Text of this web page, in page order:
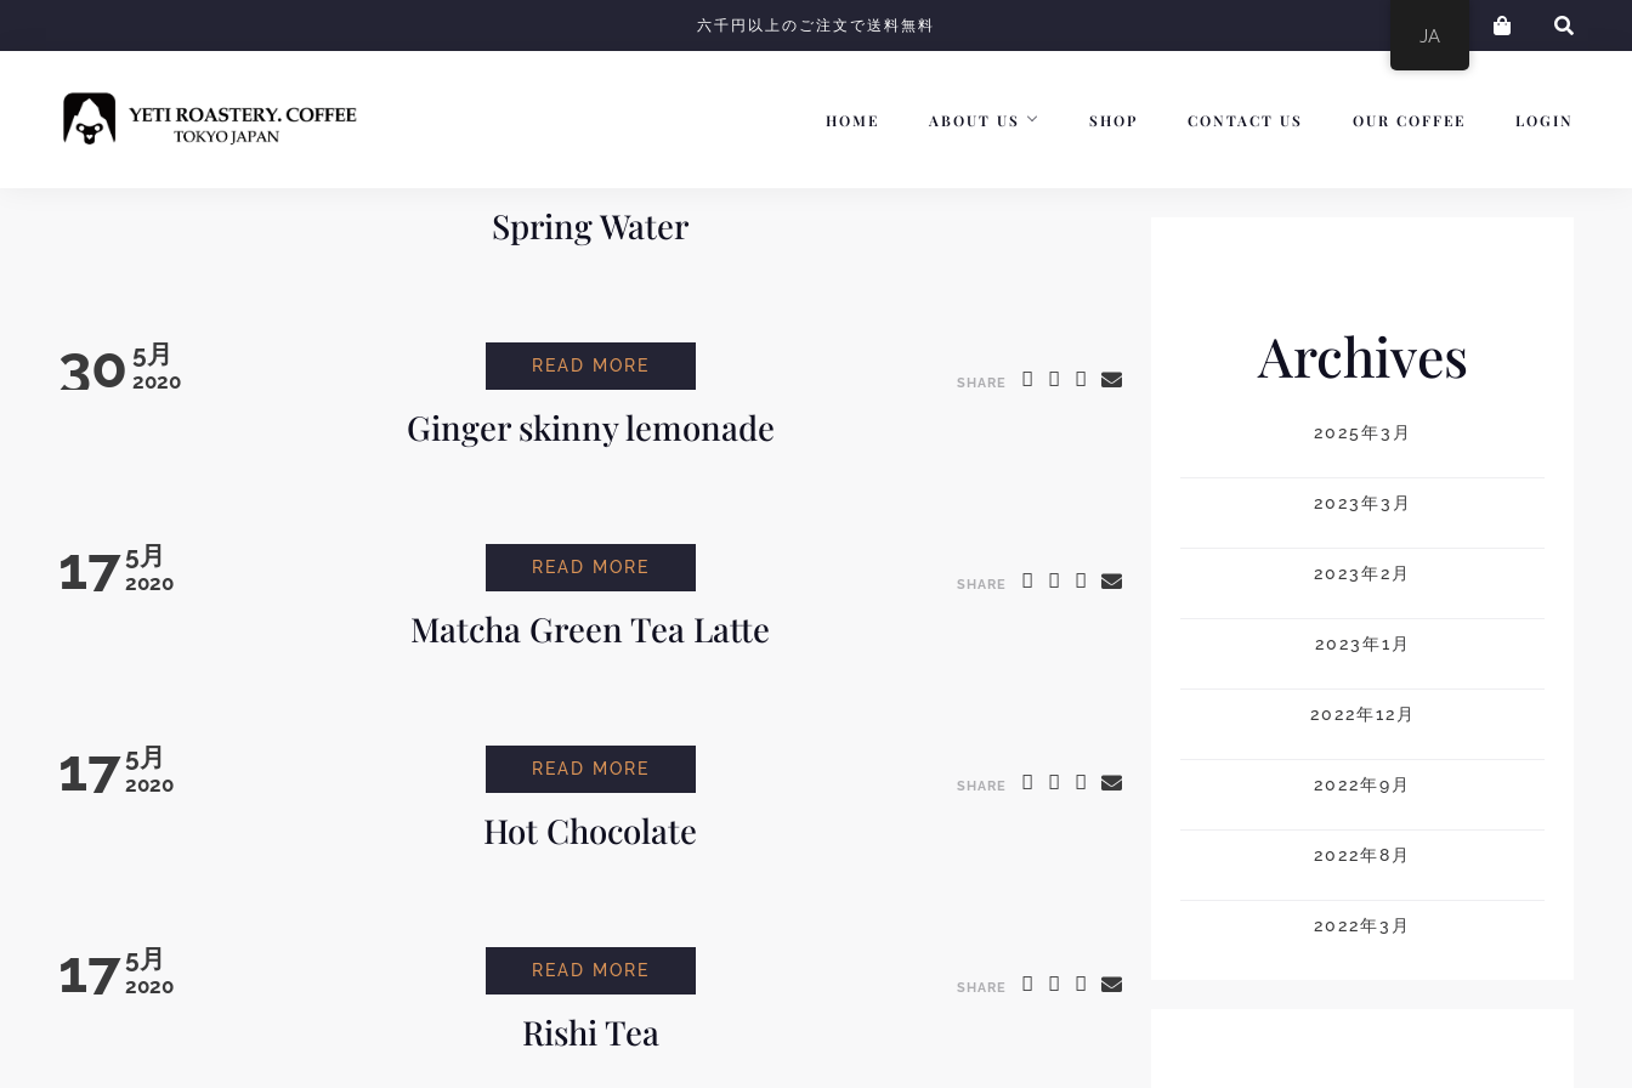
六千円以上のご注文で送料無料
HOME ABOUT US SHOP CONTACT US OUR COFFEE LOGIN
Spring Water
30 5月
2020
READ MORE
SHARE
Ginger skinny lemonade
17 5月
2020
READ MORE
SHARE
Matcha Green Tea Latte
17 5月
2020
READ MORE
SHARE
Hot Chocolate
17 5月
2020
READ MORE
SHARE
Rishi Tea
Archives
2025年3月
2023年3月
2023年2月
2023年1月
2022年12月
2022年9月
2022年8月
2022年3月
JA